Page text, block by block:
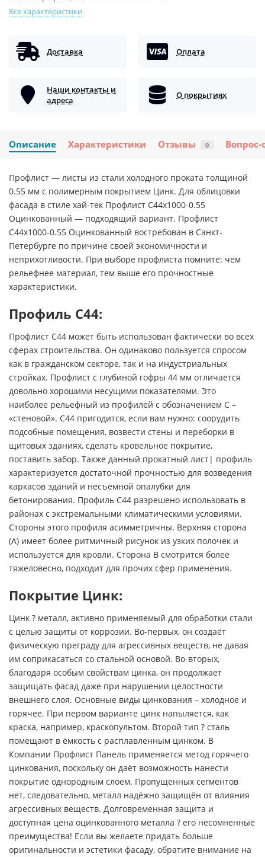
Все характеристики
Доставка Оплата
Наши контакты и
адреса
О покрытиях
Описание Характеристики Отзывы 0 Вопрос-
Профлист — листы из стали холодного проката толщиной
0.55 мм с полимерным покрытием Цинк. Для облицовки
фасада в стиле хай-тек Профлист С44х1000-0.55
Оцинкованный — подходящий вариант. Профлист
С44х1000-0.55 Оцинкованный востребован в Санкт-
Петербурге по причине своей экономичности и
неприхотливости. При выборе профлиста помните: чем
рельефнее материал, тем выше его прочностные
характеристики.
Профиль С44:
Профлист С44 может быть использован фактически во всех
сферах строительства. Он одинаково пользуется спросом
как в гражданском секторе, так и на индустриальных
стройках. Профлист с глубиной гофры 44 мм отличается
довольно хорошими несущими показателями. Это
наиболее рельефный из профилей с обозначением С –
«стеновой». С44 пригодится, если вам нужно: соорудить
подсобные помещения, возвести стены и переборки в
щитовых зданиях, сделать кровельное покрытие,
поставить забор. Также данный прокатный лист| профиль
характеризуется достаточной прочностью для возведения
каркасов зданий и несъёмной опалубки для
бетонирования. Профиль С44 разрешено использовать в
районах с экстремальными климатическими условиями.
Стороны этого профиля асимметричны. Верхняя сторона
(А) имеет более ритмичный рисунок из узких полочек и
используется для кровли. Сторона В смотрится более
тяжеловесно, подходит для прочих сфер применения.
Покрытие Цинк:
Цинк ? металл, активно применяемый для обработки стали
с целью защиты от коррозии. Во-первых, он создаёт
физическую преграду для агрессивных веществ, не давая
им соприкасаться со стальной основой. Во-вторых,
благодаря особым свойствам цинка, он продолжает
защищать фасад даже при нарушении целостности
внешнего слоя. Основные виды цинкования – холодное и
горячее. При первом варианте цинк напыляется, как
краска, например, краскопультом. Второй тип ? сталь
помещают в ёмкость с расплавленным цинком. В
Компании Профлист Панель применяется метод горячего
цинкования, поскольку он даёт возможность нанести
покрытие однородным слоем. Пропущенных сегментов
нет, следовательно, металл надёжно защищён от влияния
агрессивных веществ. Долговременная защита и
доступная цена оцинкованного металла ? его несомненные
преимущества! Если вы желаете придать больше
оригинальности и эстетики фасаду, обратите внимание на